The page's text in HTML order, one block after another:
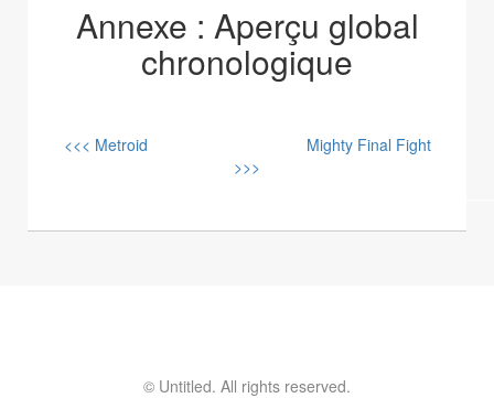
Annexe : Aperçu global
chronologique
<<< Metroid
Mighty Final Fight
>>>
© Untitled. All rights reserved.